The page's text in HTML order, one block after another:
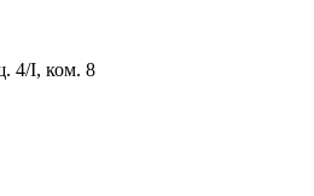
4/I, ком. 8